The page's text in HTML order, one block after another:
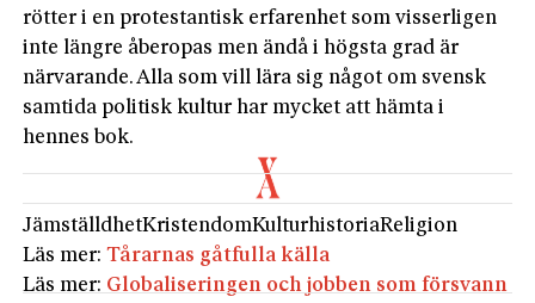
rötter i en protestantisk erfarenhet som visserligen
inte längre åberopas men ändå i högsta grad är
närvarande. Alla som vill lära sig något om svensk
samtida politisk kultur har mycket att hämta i
hennes bok.
JämställdhetKristendomKulturhistoriaReligion
Läs mer:Tårarnas gåtfulla källa
Läs mer: Globaliseringen och jobben som försvann